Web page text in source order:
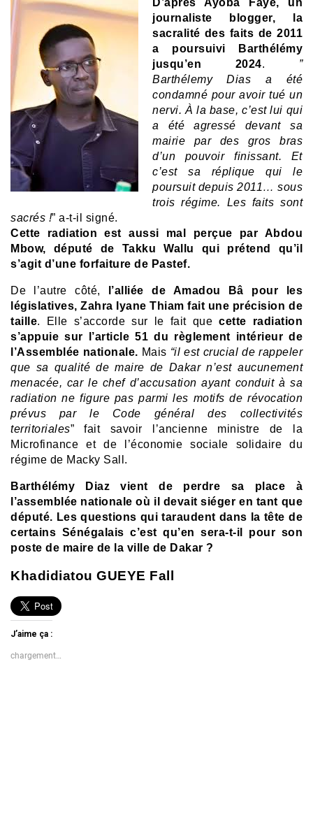
journaliste blogger, la
sacralité des faits de 2011
a poursuivi Barthélémy
jusqu’en 2024. ”
Barthélemy Dias a été
condamné pour avoir tué un
nervi. À la base, c’est lui qui
a été agressé devant sa
mairie par des gros bras
d’un pouvoir finissant. Et
c’est sa réplique qui le
poursuit depuis 2011… sous
trois régime. Les faits sont
sacrés !” a-t-il signé.
Cette radiation est aussi mal perçue par Abdou
Mbow, député de Takku Wallu qui prétend qu’il
s’agit d’une forfaiture de Pastef.
De l’autre côté,
l’alliée de Amadou Bâ pour les
législatives, Zahra Iyane Thiam fait une précision de
taille. Elle s’accorde sur le fait que cette radiation
s’appuie sur l’article 51 du règlement intérieur de
l’Assemblée nationale. Mais “il est crucial de rappeler
que sa qualité de maire de Dakar n’est aucunement
menacée, car le chef d’accusation ayant conduit à sa
radiation ne figure pas parmi les motifs de révocation
prévus par le Code général des collectivités
territoriales” fait savoir l’ancienne ministre de la
Microfinance et de l’économie sociale solidaire du
régime de Macky Sall.
Barthélémy Diaz vient de perdre sa place à
l’assemblée nationale où il devait siéger en tant que
député. Les questions qui taraudent dans la tête de
certains Sénégalais c’est qu’en sera-t-il pour son
poste de maire de la ville de Dakar ?
Khadidiatou GUEYE Fall
J’aime ça :
chargement…